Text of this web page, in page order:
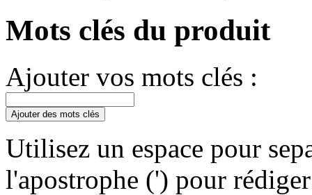
Mots clés du produit
Ajouter vos mots clés :
Ajouter des mots clés
Utilisez un espace pour
l'apostrophe (') pour